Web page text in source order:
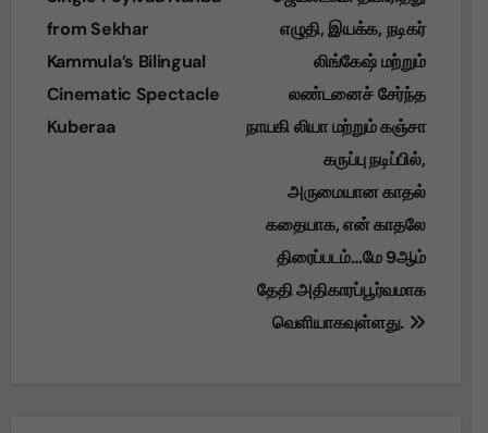
from Sekhar
Kammula’s Bilingual
Cinematic Spectacle
Kuberaa
எழுதி, இயக்க, நடிகர்
லிங்கேஷ் மற்றும்
லண்டனைச் சேர்ந்த
நாயகி லியா மற்றும் கஞ்சா
கருப்பு நடிப்பில்,
அருமையான காதல்
கதையாக, என் காதலே
திரைப்படம்…மே 9ஆம்
தேதி அதிகாரப்பூர்வமாக
வெளியாகவுள்ளது.